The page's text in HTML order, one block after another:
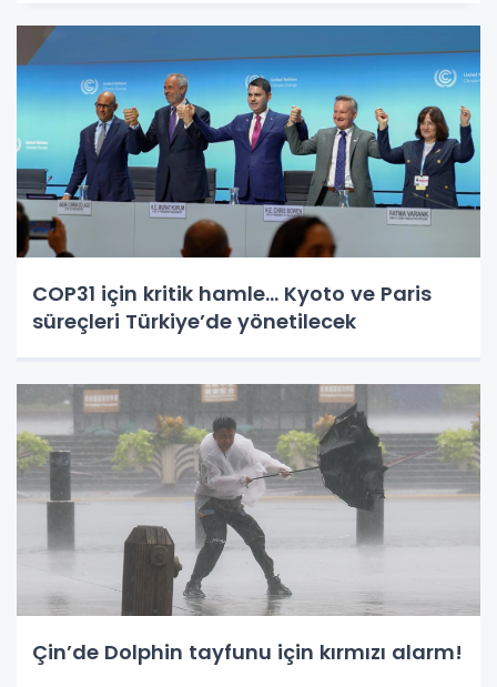
COP31 için kritik hamle... Kyoto ve Paris
süreçleri Türkiye’de yönetilecek
Çin’de Dolphin tayfunu için kırmızı alarm!